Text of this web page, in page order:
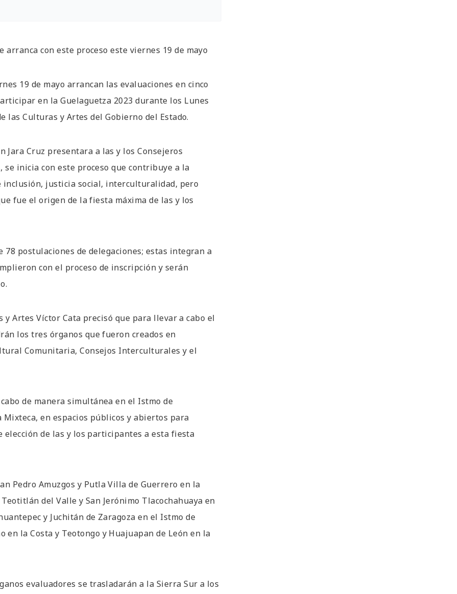
con este proceso este viernes 19 de mayo
19 de mayo arrancan las evaluaciones en cinco
en la Guelaguetza 2023 durante los Lunes
las Culturas y Artes del Gobierno del Estado.
Jara Cruz presentara a las y los Consejeros
inicia con este proceso que contribuye a la
inclusión, justicia social, interculturalidad, pero
fue el origen de la fiesta máxima de las y los
postulaciones de delegaciones; estas integran a
con el proceso de inscripción y serán
Artes Víctor Cata precisó que para llevar a cabo el
los tres órganos que fueron creados en
Comunitaria, Consejos Interculturales y el
de manera simultánea en el Istmo de
en espacios públicos y abiertos para
de las y los participantes a esta fiesta
Pedro Amuzgos y Putla Villa de Guerrero en la
del Valle y San Jerónimo Tlacochahuaya en
y Juchitán de Zaragoza en el Istmo de
en la Costa y Teotongo y Huajuapan de León en la
evaluadores se trasladarán a la Sierra Sur a los